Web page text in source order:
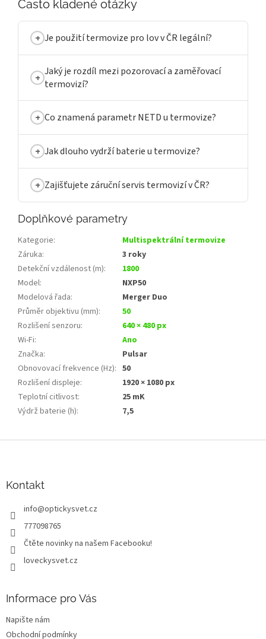
Často kladené otázky
Je použití termovize pro lov v ČR legální?
Jaký je rozdíl mezi pozorovací a zaměřovací
termovizí?
Co znamená parametr NETD u termovize?
Jak dlouho vydrží baterie u termovize?
Zajišťujete záruční servis termovizí v ČR?
Doplňkové parametry
Kategorie:
Multispektrální termovize
Záruka:
3 roky
Detekční vzdálenost (m):
1800
Model:
NXP50
Modelová řada:
Merger Duo
Průměr objektivu (mm):
50
Rozlišení senzoru:
640 × 480 px
Wi‑Fi:
Ano
Značka:
Pulsar
Obnovovací frekvence (Hz): 50
Rozlišení displeje:
1920 × 1080 px
Teplotní citlivost:
25 mK
Výdrž baterie (h): 7,5
Kontakt
info@optickysvet.cz
777098765
Čtěte novinky na našem Facebooku!
loveckysvet.cz
Informace pro Vás
Napište nám
Obchodní podmínky